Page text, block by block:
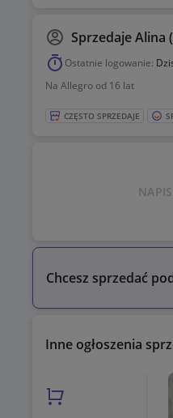
SprzedajeAlina
Ostatnie logowanie:
Na Allegro od 16 lat
CZĘSTO SPRZEDAJE
Inne ogłoszenia
Chcesz sprzedać